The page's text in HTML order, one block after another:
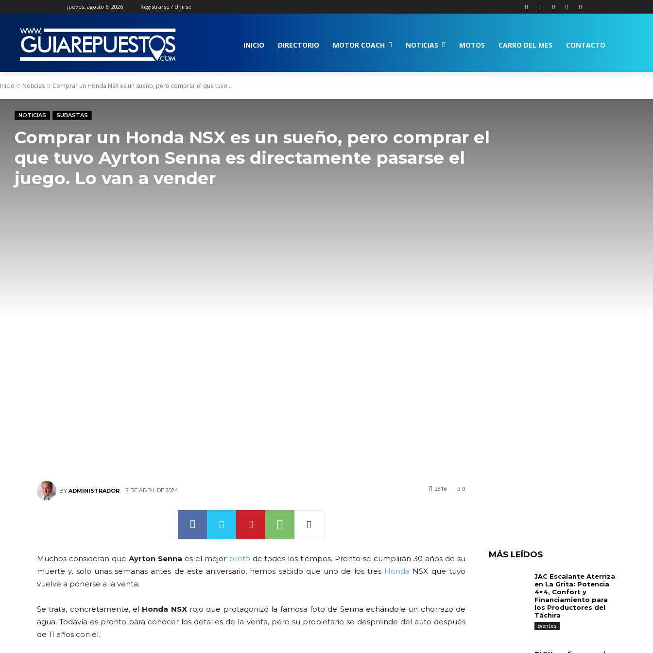
jueves, agosto 6, 2026 Registrarse / Unirse
INICIO DIRECTORIO MOTOR COACH NOTICIAS MOTOS CARRO DEL MES CONTACTO
Inicio Noticias Comprar un Honda NSX es un sueño, pero comprar el que tuvo...
NOTICIAS SUBASTAS
Comprar un Honda NSX es un sueño, pero comprar el
que tuvo Ayrton Senna es directamente pasarse el
juego. Lo van a vender
BY ADMINISTRADOR 7 DE ABRIL DE 2024 0
2816
Muchos consideran que Ayrton Senna es el mejor piloto de todos los tiempos. Pronto se cumplirán 30 años de su
muerte y, solo unas semanas antes de este aniversario, hemos sabido que uno de los tres Honda NSX que tuvo
vuelve a ponerse a la venta.
Se trata, concretamente, el Honda NSXrojo que protagonizó la famosa foto de Senna echándole un chorrazo de
agua. Todavía es pronto para conocer los detalles de la venta, pero su propietario se desprende del auto después
de 11 años con él.
MÁS LEÍDOS
JAC Escalante Aterriza
en La Grita: Potencia
4×4, Confort y
Financiamiento para
los Productores del
Táchira
Eventos